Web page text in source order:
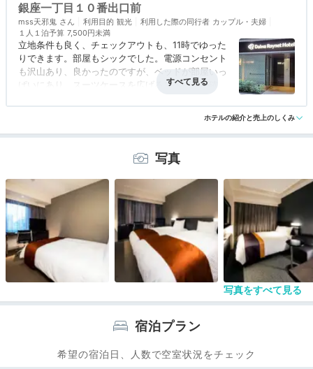
る
サラダや和食、デザートなど充実の朝食ブッフェで元気
な朝を
銀座一丁目１０番出口前
mss天邪鬼 利用目的 観光 利用した際の同行者 カップル・夫婦
１人１泊予算 7,500円未満
立地条件も良く、チェックアウトも、11時でゆった
りできます。部屋もシックでした。電源コンセント
も沢山あり、良かったのですが、ベッドが部屋いっ
ぱいにあり、スーツケースを広げるスペースが確保
アクセス 3.5 コスパ 3.5 客室 3.0 接客対応 3.5 風呂 3.0
ホテルの紹介と売上のしくみ
写真
写真をすべて見る
宿泊プラン
希望の宿泊日、人数で空室状況をチェック